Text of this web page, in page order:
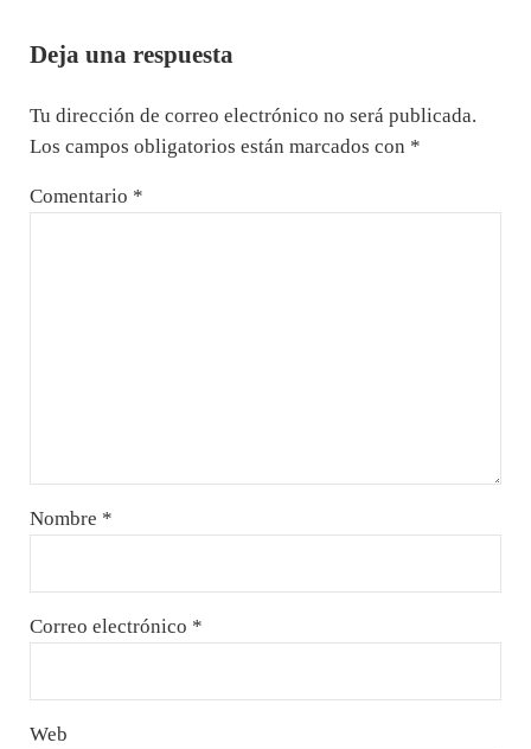
Deja una respuesta
Tu dirección de correo electrónico no será publicada.
Los campos obligatorios están marcados con *
Comentario *
Nombre *
Correo electrónico *
Web